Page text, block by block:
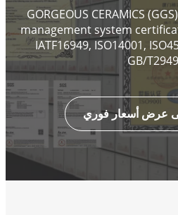
GORGEOUS CERAMICS
management system
IATF16949, ISO14001,
GB/
عرض أسعار فوري